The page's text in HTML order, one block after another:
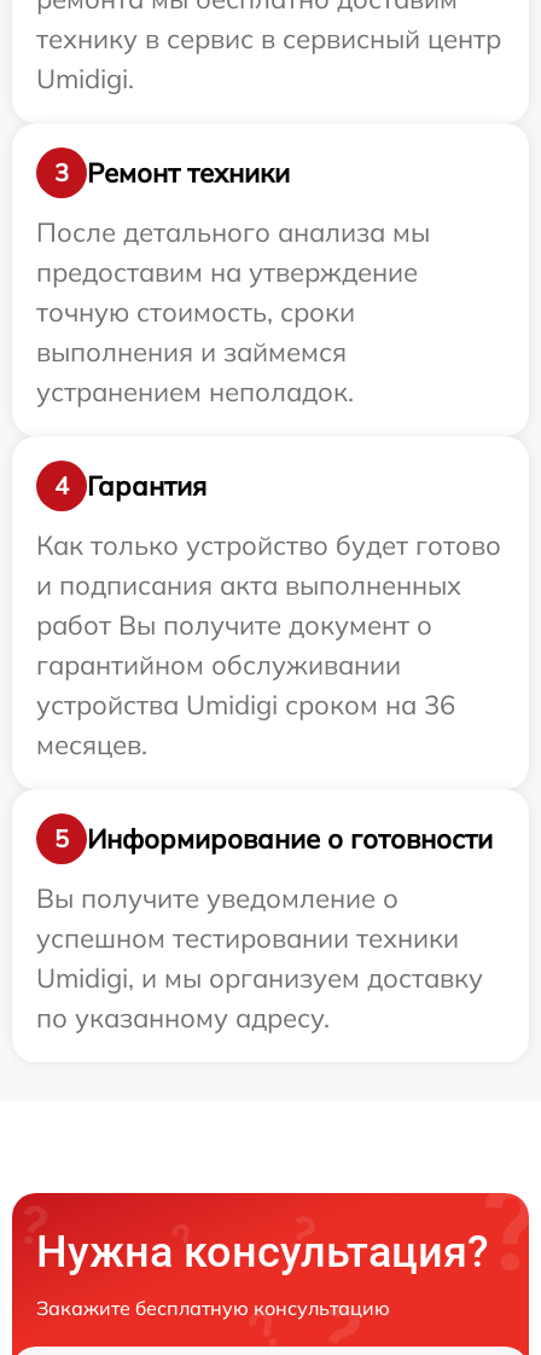
технику в сервис в сервисный центр
Umidigi.
3
Ремонт техники
После детального анализа мы
предоставим на утверждение
точную стоимость, сроки
выполнения и займемся
устранением неполадок.
4
Гарантия
Как только устройство будет готово
и подписания акта выполненных
работ Вы получите документ о
гарантийном обслуживании
устройства Umidigi сроком на 36
месяцев.
5
Информирование о готовности
Вы получите уведомление о
успешном тестировании техники
Umidigi, и мы организуем доставку
по указанному адресу.
Нужна консультация?
Закажите бесплатную консультацию